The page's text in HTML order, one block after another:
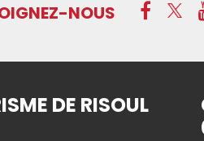
NOUS
DE RISOUL